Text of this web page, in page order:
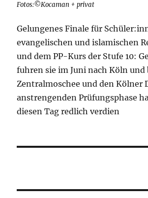
Fotos:©Kocaman + privat
Gelungenes Finale für
evangelischen und islamischen
und dem PP-Kurs der Stufe 10:
fuhren sie im Juni nach Köln und
Zentralmoschee und den Kölner
anstrengenden Prüfungsphase
diesen Tag redlich verdien